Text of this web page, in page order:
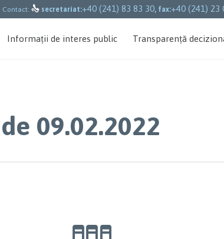
Contact:  secretariat:+40 (241) 83 83 30, fax:+40 (241) 23
Informații de interes public Transparență
09.02.2022